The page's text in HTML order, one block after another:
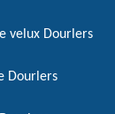
velux Dourlers
Dourlers